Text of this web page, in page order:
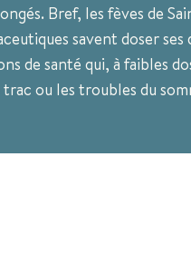
Bref, les fèves de
savent doser
de santé qui, à faibles
ou les troubles du